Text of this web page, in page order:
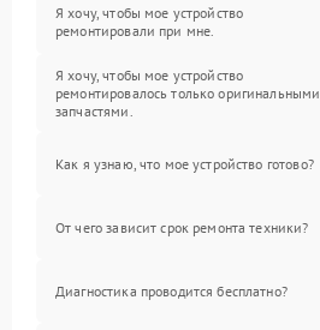
Я хочу, чтобы мое устройство
ремонтировали при мне.
Я хочу, чтобы мое устройство
ремонтировалось только оригинальными
запчастями.
Как я узнаю, что мое устройство готово?
От чего зависит срок ремонта техники?
Диагностика проводится бесплатно?